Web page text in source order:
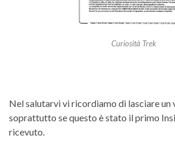
Curiosità Trek
Nel salutarvi vi ricordiamo di lasciare un
soprattutto se questo è stato il primo
ricevuto.